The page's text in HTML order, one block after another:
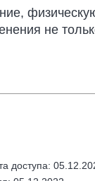
не
доступа: